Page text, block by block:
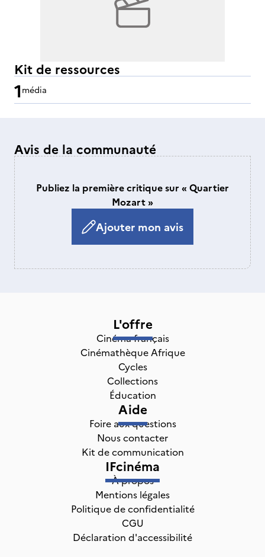
Kit de ressources
1média
Avis de la communauté
Publiez la première critique sur « Quartier
Mozart »
Ajouter mon avis
L'offre
Cinéma français
Cinémathèque Afrique
Cycles
Collections
Éducation
Aide
Foire aux questions
Nous contacter
Kit de communication
IFcinéma
À propos
Mentions légales
Politique de confidentialité
CGU
Déclaration d'accessibilité